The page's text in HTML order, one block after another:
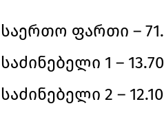
საერთო ფართი –
საძინებელი 1 –
საძინებელი 2 –